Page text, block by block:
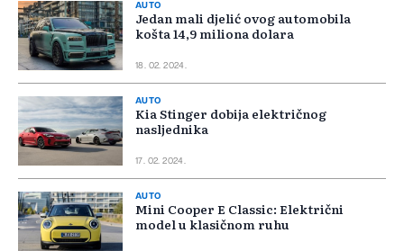
AUTO
Jedan mali djelić ovog automobila
košta 14,9 miliona dolara
18. 02. 2024.
AUTO
Kia Stinger dobija električnog
nasljednika
17. 02. 2024.
AUTO
Mini Cooper E Classic: Električni
model u klasičnom ruhu